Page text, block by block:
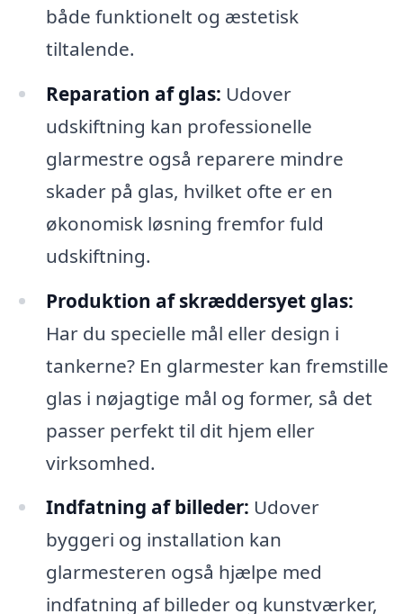
både funktionelt og æstetisk
tiltalende.
Reparation af glas: Udover
udskiftning kan professionelle
glarmestre også reparere mindre
skader på glas, hvilket ofte er en
økonomisk løsning fremfor fuld
udskiftning.
Produktion af skræddersyet glas:
Har du specielle mål eller design i
tankerne? En glarmester kan fremstille
glas i nøjagtige mål og former, så det
passer perfekt til dit hjem eller
virksomhed.
Indfatning af billeder: Udover
byggeri og installation kan
glarmesteren også hjælpe med
indfatning af billeder og kunstværker,